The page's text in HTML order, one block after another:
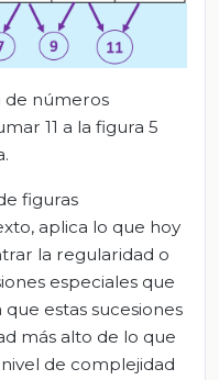
de números
11 a la figura 5
figuras
aplica lo que hoy
la regularidad o
especiales que
estas sucesiones
más alto de lo que
de complejidad